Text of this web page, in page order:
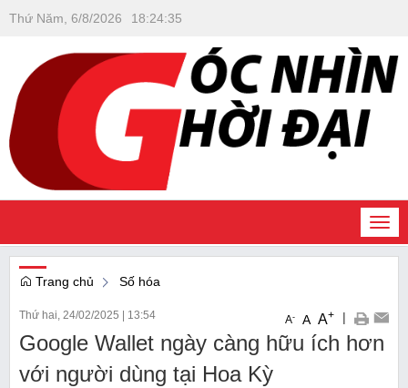
Thứ Năm, 6/8/2026 18:24:35
Trang chủ Số hóa
Thứ hai, 24/02/2025 13:54 A- A A+ |
Google Wallet ngày càng hữu ích hơn
với người dùng tại Hoa Kỳ